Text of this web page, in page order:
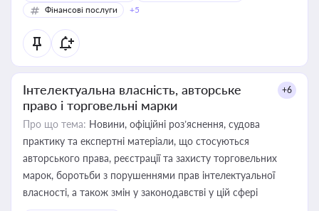
Фінансові послуги
+5
Інтелектуальна власність, авторське
право і торговельні марки
+6
Про що тема: Новини, офіційні роз’яснення, судова
практику та експертні матеріали, що стосуються
авторського права, реєстрації та захисту торговельних
марок, боротьби з порушеннями прав інтелектуальної
власності, а також змін у законодавстві у цій сфері